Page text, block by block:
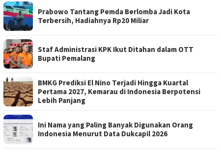
Prabowo Tantang Pemda Berlomba Jadi Kota
Terbersih, Hadiahnya Rp20 Miliar
Staf Administrasi KPK Ikut Ditahan dalam OTT
Bupati Pemalang
BMKG Prediksi El Nino Terjadi Hingga Kuartal
Pertama 2027, Kemarau di Indonesia Berpotensi
Lebih Panjang
Ini Nama yang Paling Banyak Digunakan Orang
Indonesia Menurut Data Dukcapil 2026